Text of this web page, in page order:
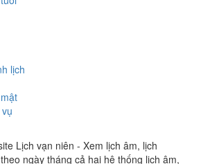
lịch
Lịch vạn niên - Xem lịch âm, lịch
ngày tháng cả hai hệ thống lịch âm,